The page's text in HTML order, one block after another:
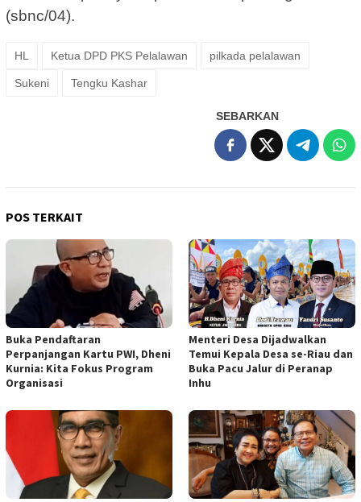
(sbnc/04).
HL Ketua DPD PKS Pelalawan pilkada pelalawan
Sukeni Tengku Kashar
SEBARKAN
POS TERKAIT
Buka Pendaftaran
Perpanjangan Kartu PWI, Dheni
Kurnia: Kita Fokus Program
Organisasi
Menteri Desa Dijadwalkan
Temui Kepala Desa se-Riau dan
Buka Pacu Jalur di Peranap
Inhu